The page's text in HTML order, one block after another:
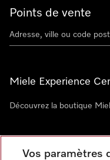
Points de vente
Miele Experience
Découvrez la boutique
Newsletter
Vos paramètres